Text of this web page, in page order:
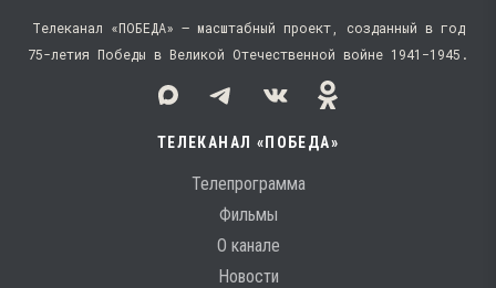
Телеканал «ПОБЕДА» — масштабный проект, созданный в год
75-летия Победы в Великой Отечественной войне 1941−1945.
ТЕЛЕКАНАЛ «ПОБЕДА»
Телепрограмма
Фильмы
О канале
Новости